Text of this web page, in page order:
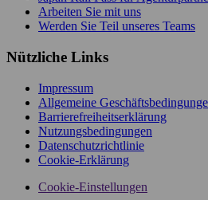
Arbeiten Sie mit uns
Werden Sie Teil unseres Teams
Nützliche Links
Impressum
Allgemeine
Barrierefreiheitserklärung
Nutzungsbedingungen
Datenschutzrichtlinie
Cookie-Erklärung
Cookie-Einstellungen